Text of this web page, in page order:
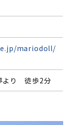
mariodoll/
より 徒歩2分